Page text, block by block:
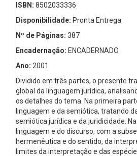
ISBN: 8502033336
Disponibilidade: Pronta Entrega
Nº de Páginas: 387
Encadernação: ENCADERNADO
Ano: 2001
Dividido em três partes, o presente
global da linguagem jurídica,
os detalhes do tema. Na primeira
linguagem e da semiótica, tratando
semiótica jurídica e da juridicidade.
linguagem e do discurso, com a
hermenêutica e do sentido, da
limites da interpretação e das